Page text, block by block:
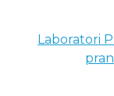
Laboratori